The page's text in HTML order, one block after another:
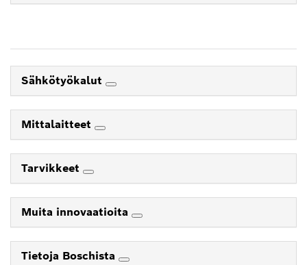
Sähkötyökalut
Mittalaitteet
Tarvikkeet
Muita innovaatioita
Tietoja Boschista